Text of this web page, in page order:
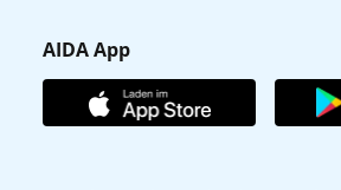
Affiliateprogramm
Gästefragebogen
AIDA Club
AIDA App
AIDA App